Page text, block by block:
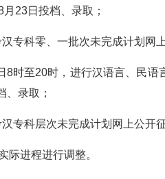
23日投档、录取；
专科零、一批次未完成计划网
8时至20时，进行汉语言、民语
、录取；
专科层次未完成计划网上公开
际进程进行调整。